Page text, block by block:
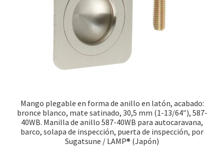
Mango plegable en forma de anillo en latón, acabado:
bronce blanco, mate satinado, 30,5 mm (1-13/64″), 587-
40WB. Manilla de anillo 587-40WB para autocaravana,
barco, solapa de inspección, puerta de inspección, por
Sugatsune / LAMP® (Japón)